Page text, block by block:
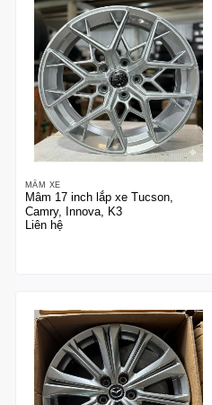
MÂM XE
Mâm 17 inch lắp xe Tucson,
Camry, Innova, K3
Liên hệ